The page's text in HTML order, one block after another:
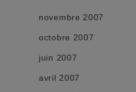
novembre 2007
octobre 2007
juin 2007
avril 2007